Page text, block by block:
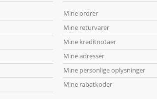
Mine ordrer
Mine returvarer
Mine kreditnotaer
Mine adresser
Mine personlige oplysninger
Mine rabatkoder